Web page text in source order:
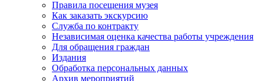
Правила посещения музея
Как заказать экскурсию
Служба по контракту
Независимая оценка качества работы учреждения
Для обращения граждан
Издания
Обработка персональных данных
Архив мероприятий